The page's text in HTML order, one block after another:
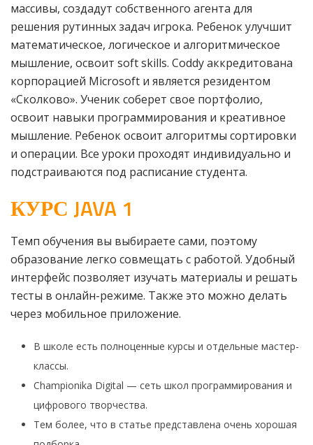
массивы, создадут собственного агента для
решения рутинных задач игрока. Ребенок улучшит
математическое, логическое и алгоритмическое
мышление, освоит soft skills. Coddy аккредитована
корпорацией Microsoft и является резидентом
«Сколково». Ученик соберет свое портфолио,
освоит навыки программирования и креативное
мышление. Ребенок освоит алгоритмы сортировки
и операции. Все уроки проходят индивидуально и
подстраиваются под расписание студента.
КУРС JAVA 1
Темп обучения вы выбираете сами, поэтому
образование легко совмещать с работой. Удобный
интерфейс позволяет изучать материалы и решать
тесты в онлайн-режиме. Также это можно делать
через мобильное приложение.
В школе есть полноценные курсы и отдельные мастер-
классы.
Championika Digital — сеть школ программирования и
цифрового творчества.
Тем более, что в статье представлена очень хорошая